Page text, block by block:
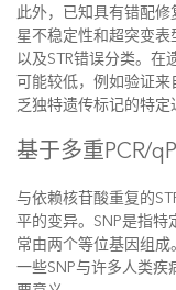
此外，已知具有错配
星不稳定性和超突变
以及STR错误分类。在
可能较低，例如验证
乏独特遗传标记的特定
基于多重PCR/
与依赖核苷酸重复的
平的变异。SNP是指
常由两个等位基因组
一些SNP与许多人类